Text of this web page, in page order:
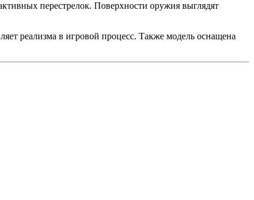
перестрелок. Поверхности оружия выглядят
реализма в игровой процесс. Также модель оснащена